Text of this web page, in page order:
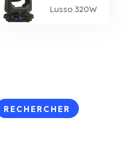
RECHERCHER
Lusso 320W